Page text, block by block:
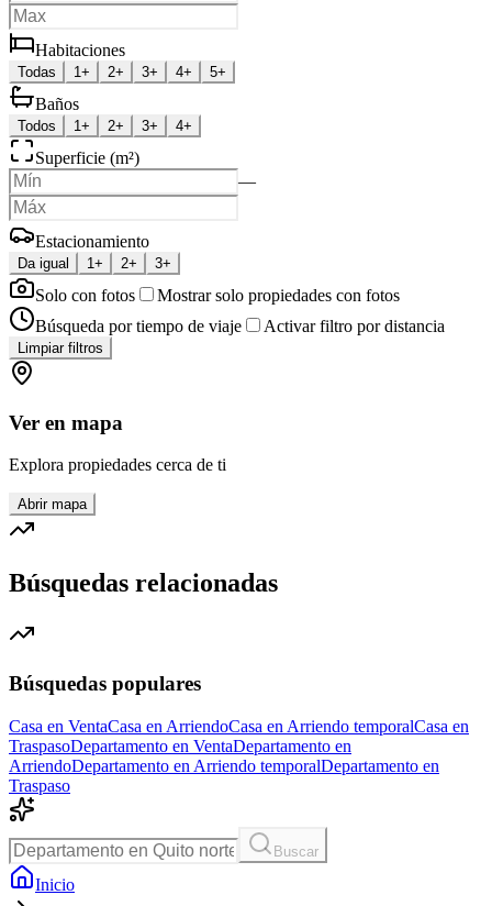
Habitaciones
Todas 1+ 2+ 3+ 4+ 5+
Baños
Todos 1+ 2+ 3+ 4+
Superficie (m²)
—
Estacionamiento
Da igual 1+ 2+ 3+
Solo con fotos
Mostrar solo propiedades con fotos
Búsqueda por tiempo de viaje
Activar filtro por distancia
Limpiar filtros
Ver en mapa
Explora propiedades cerca de ti
Abrir mapa
Búsquedas relacionadas
Búsquedas populares
Casa en VentaCasa en ArriendoCasa en Arriendo temporalCasa en
TraspasoDepartamento en VentaDepartamento en
ArriendoDepartamento en Arriendo temporalDepartamento en
Traspaso
Buscar
Inicio